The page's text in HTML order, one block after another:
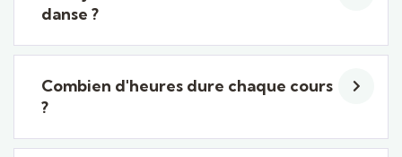
danse ?
Combien d'heures dure chaque cours
?